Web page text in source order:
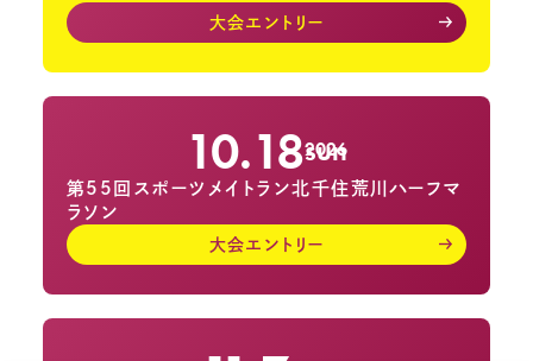
大会エントリー
10.182026
sun
第55回スポーツメイトラン北千住荒川ハーフマ
ラソン
大会エントリー